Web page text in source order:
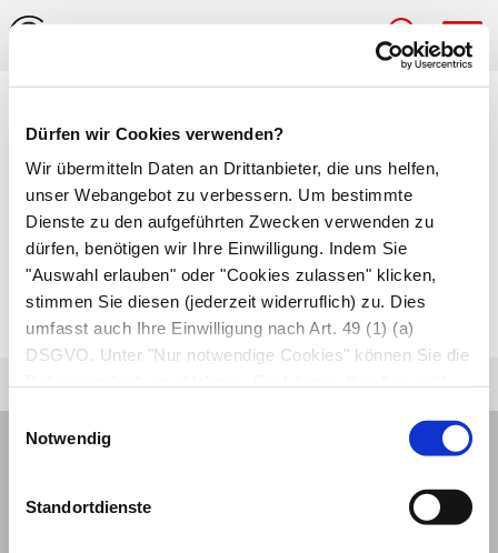
Dürfen wir Cookies verwenden?
Wir übermitteln Daten an Drittanbieter, die uns helfen,
unser Webangebot zu verbessern. Um bestimmte
Dienste zu den aufgeführten Zwecken verwenden zu
dürfen, benötigen wir Ihre Einwilligung. Indem Sie
"Auswahl erlauben" oder "Cookies zulassen" klicken,
stimmen Sie diesen (jederzeit widerruflich) zu. Dies
umfasst auch Ihre Einwilligung nach Art. 49 (1) (a)
DSGVO. Unter "Nur notwendige Cookies" können Sie die
Einwilligungsauswahl
Notwendig
Standortdienste
Kreislaufzentralisation
Blutumverteilung bei einemSchock. Dabei
verengen sich die Speichergefäße des venösen
Gefäßsystemsund drücken damit das gesamte
Blutvolumen zu den lebenswichtigen Organen.